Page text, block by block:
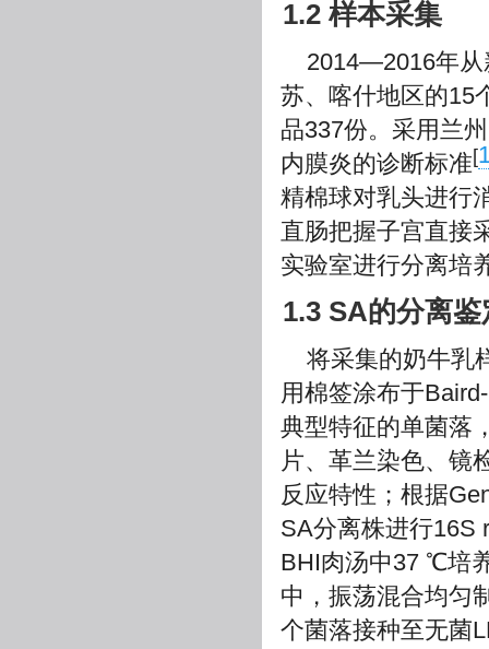
1.2 样本采集
2014—2016年从
苏、喀什地区的15
品337份。采用兰
内膜炎的诊断标准[
精棉球对乳头进行
直肠把握子宫直接
实验室进行分离培
1.3 SA的分离鉴
将采集的奶牛乳
用棉签涂布于
典型特征的单菌落
片、革兰染色、镜
反应特性；根据
SA分离株进行16S
BHI肉汤中37 ℃培
中，振荡混合均匀
个菌落接种至无菌